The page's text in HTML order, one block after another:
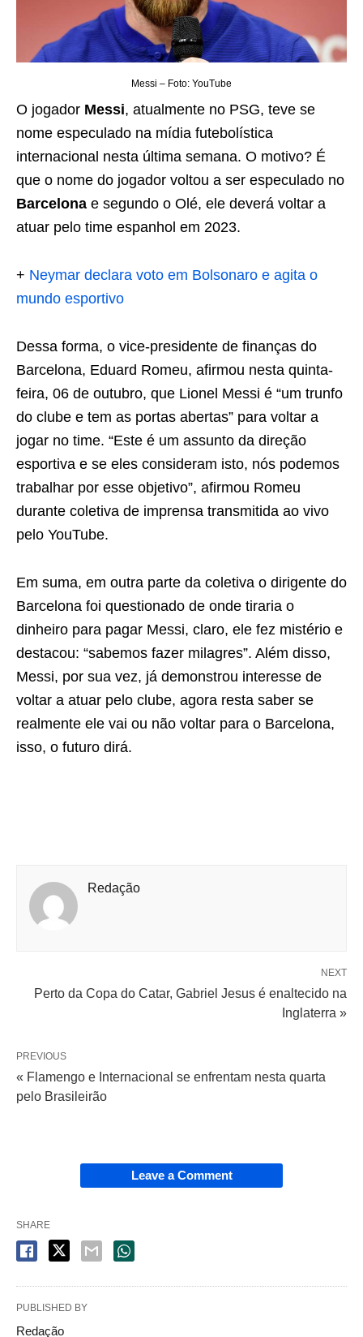
Messi – Foto: YouTube
O jogador Messi, atualmente no PSG, teve se
nome especulado na mídia futebolística
internacional nesta última semana. O motivo? É
que o nome do jogador voltou a ser especulado no
Barcelona e segundo o Olé, ele deverá voltar a
atuar pelo time espanhol em 2023.
+ Neymar declara voto em Bolsonaro e agita o
mundo esportivo
Dessa forma, o vice-presidente de finanças do
Barcelona, Eduard Romeu, afirmou nesta quinta-
feira, 06 de outubro, que Lionel Messi é “um trunfo
do clube e tem as portas abertas” para voltar a
jogar no time. “Este é um assunto da direção
esportiva e se eles consideram isto, nós podemos
trabalhar por esse objetivo”, afirmou Romeu
durante coletiva de imprensa transmitida ao vivo
pelo YouTube.
Em suma, em outra parte da coletiva o dirigente do
Barcelona foi questionado de onde tiraria o
dinheiro para pagar Messi, claro, ele fez mistério e
destacou: “sabemos fazer milagres”. Além disso,
Messi, por sua vez, já demonstrou interesse de
voltar a atuar pelo clube, agora resta saber se
realmente ele vai ou não voltar para o Barcelona,
isso, o futuro dirá.
Redação
NEXT
Perto da Copa do Catar, Gabriel Jesus é enaltecido na
Inglaterra »
PREVIOUS
« Flamengo e Internacional se enfrentam nesta quarta
pelo Brasileirão
Leave a Comment
SHARE
PUBLISHED BY
Redação